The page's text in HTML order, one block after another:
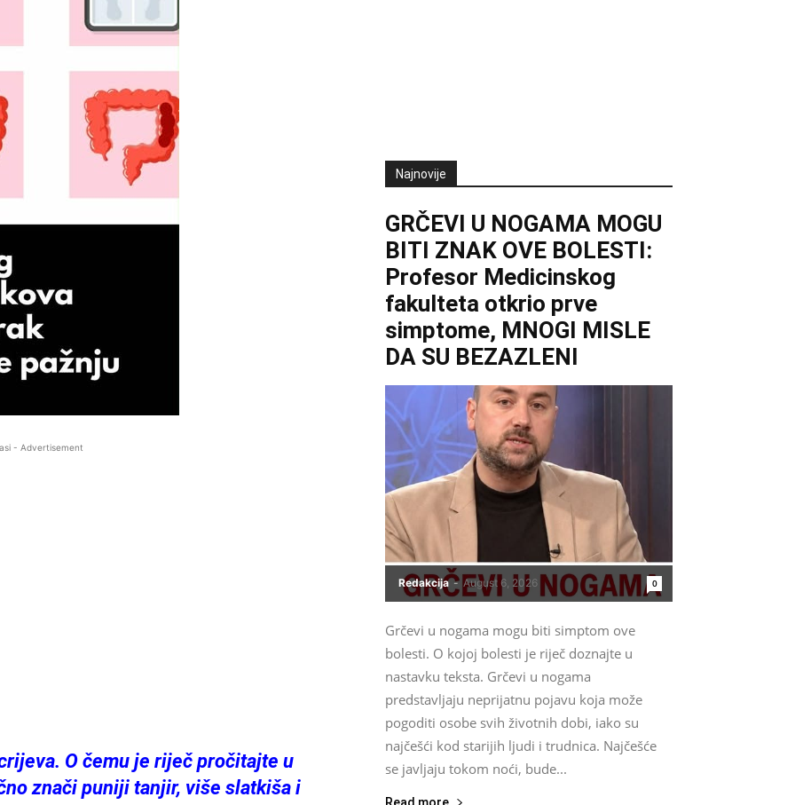
- Advertisement
O čemu je riječ pročitajte u
znači puniji tanjir, više slatkiša i
Najnovije
GRČEVI U NOGAMA MOGU
BITI ZNAK OVE BOLESTI:
Profesor Medicinskog
fakulteta otkrio prve
simptome, MNOGI MISLE
DA SU BEZAZLENI
Redakcija - August 6, 2026 0
Grčevi u nogama mogu biti simptom ove
bolesti. O kojoj bolesti je riječ doznajte u
nastavku teksta. Grčevi u nogama
predstavljaju neprijatnu pojavu koja može
pogoditi osobe svih životnih dobi, iako su
najčešći kod starijih ljudi i trudnica. Najčešće
se javljaju tokom noći, bude...
Read more